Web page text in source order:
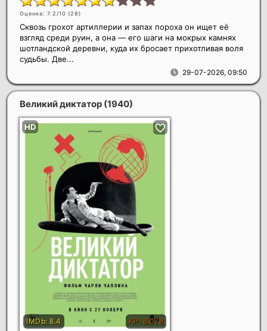
Оценка: 7.2/10 (28)
29-07-2026, 09:50
Сквозь грохот артиллерии и запах пороха он ищет её
взгляд среди руин, а она — его шаги на мокрых камнях
шотландской деревни, куда их бросает прихотливая воля
судьбы. Две...
Великий диктатор (1940)